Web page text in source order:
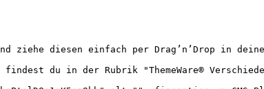
ziehe diesen einfach per Drag’n’Drop in
du in der Rubrik "ThemeWare®